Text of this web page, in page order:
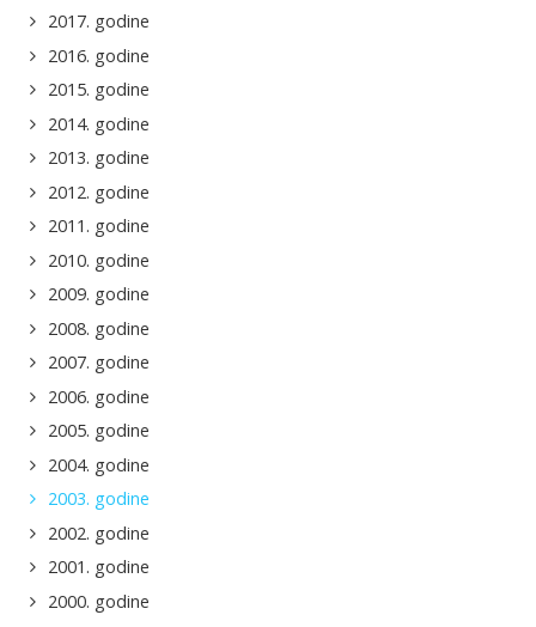
2017. godine
2016. godine
2015. godine
2014. godine
2013. godine
2012. godine
2011. godine
2010. godine
2009. godine
2008. godine
2007. godine
2006. godine
2005. godine
2004. godine
2003. godine
2002. godine
2001. godine
2000. godine